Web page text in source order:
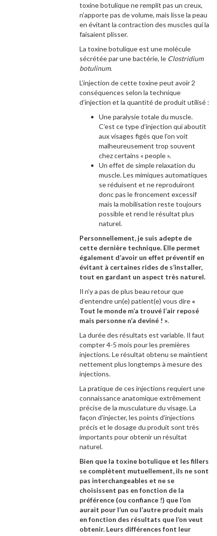
toxine botulique ne remplit pas un creux,
n’apporte pas de volume, mais lisse la peau
en évitant la contraction des muscles qui la
faisaient plisser.
La toxine botulique est une molécule
sécrétée par une bactérie, le Clostridium
botulinum.
L’injection de cette toxine peut avoir 2
conséquences selon la technique
d’injection et la quantité de produit utilisé :
Une paralysie totale du muscle.
C’est ce type d’injection qui aboutit
aux visages figés que l’on voit
malheureusement trop souvent
chez certains « people ».
Un effet de simple relaxation du
muscle. Les mimiques automatiques
se réduisent et ne reproduiront
donc pas le froncement excessif
mais la mobilisation reste toujours
possible et rend le résultat plus
naturel.
Personnellement, je suis adepte de
cette dernière technique. Elle permet
également d’avoir un effet préventif en
évitant à certaines rides de s’installer,
tout en gardant un aspect très naturel.
Il n’y a pas de plus beau retour que
d’entendre un(e) patient(e) vous dire «
Tout le monde m’a trouvé l’air reposé
mais personne n’a deviné ! ».
La durée des résultats est variable. Il faut
compter 4-5 mois pour les premières
injections. Le résultat obtenu se maintient
nettement plus longtemps à mesure des
injections.
La pratique de ces injections requiert une
connaissance anatomique extrêmement
précise de la musculature du visage. La
façon d’injecter, les points d’injections
précis et le dosage du produit sont très
importants pour obtenir un résultat
naturel.
Bien que la toxine botulique et les fillers
se complètent mutuellement, ils ne sont
pas interchangeables et ne se
choisissent pas en fonction de la
préférence (ou confiance !) que l’on
aurait pour l’un ou l’autre produit mais
en fonction des résultats que l’on veut
obtenir. Leurs différences font leur